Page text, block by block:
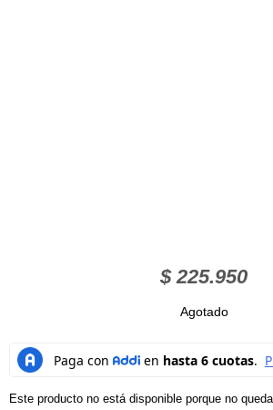
$225.950
Agotado
Este producto no está disponible porque no